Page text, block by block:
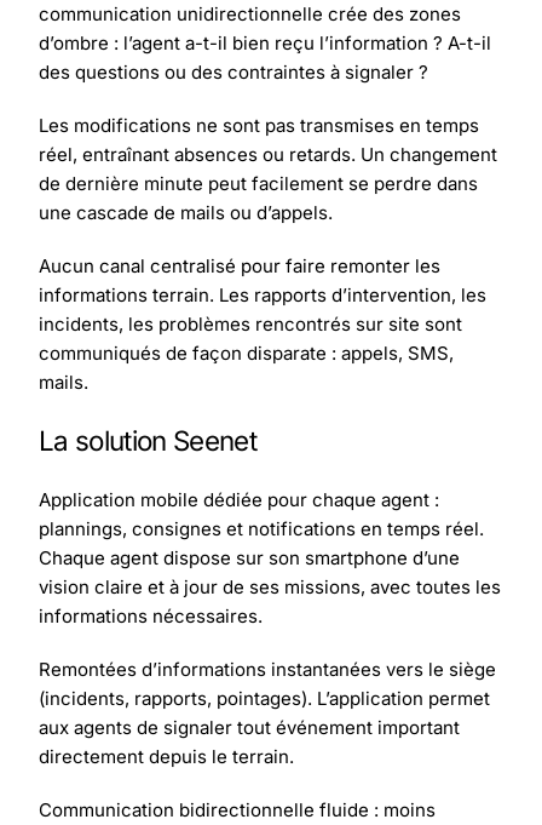
communication unidirectionnelle crée des zones
d’ombre : l’agent a-t-il bien reçu l’information ? A-t-il
des questions ou des contraintes à signaler ?
Les modifications ne sont pas transmises en temps
réel, entraînant absences ou retards. Un changement
de dernière minute peut facilement se perdre dans
une cascade de mails ou d’appels.
Aucun canal centralisé pour faire remonter les
informations terrain. Les rapports d’intervention, les
incidents, les problèmes rencontrés sur site sont
communiqués de façon disparate : appels, SMS,
mails.
La solution Seenet
Application mobile dédiée pour chaque agent :
plannings, consignes et notifications en temps réel.
Chaque agent dispose sur son smartphone d’une
vision claire et à jour de ses missions, avec toutes les
informations nécessaires.
Remontées d’informations instantanées vers le siège
(incidents, rapports, pointages). L’application permet
aux agents de signaler tout événement important
directement depuis le terrain.
Communication bidirectionnelle fluide : moins